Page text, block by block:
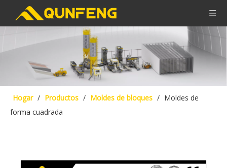
Hogar / Productos / Moldes de bloques / Moldes de
forma cuadrada